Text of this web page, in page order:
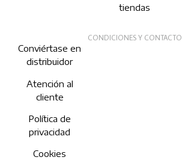
tiendas
CONDICIONES Y CONTACTO
Conviértase en
distribuidor
Atención al
cliente
Política de
privacidad
Cookies